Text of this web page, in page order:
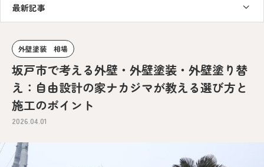
最新記事
外壁塗装 相場
坂戸市で考える外壁・外壁塗装・外壁塗り替
え：自由設計の家ナカジマが教える選び方と
施工のポイント
2026.04.01